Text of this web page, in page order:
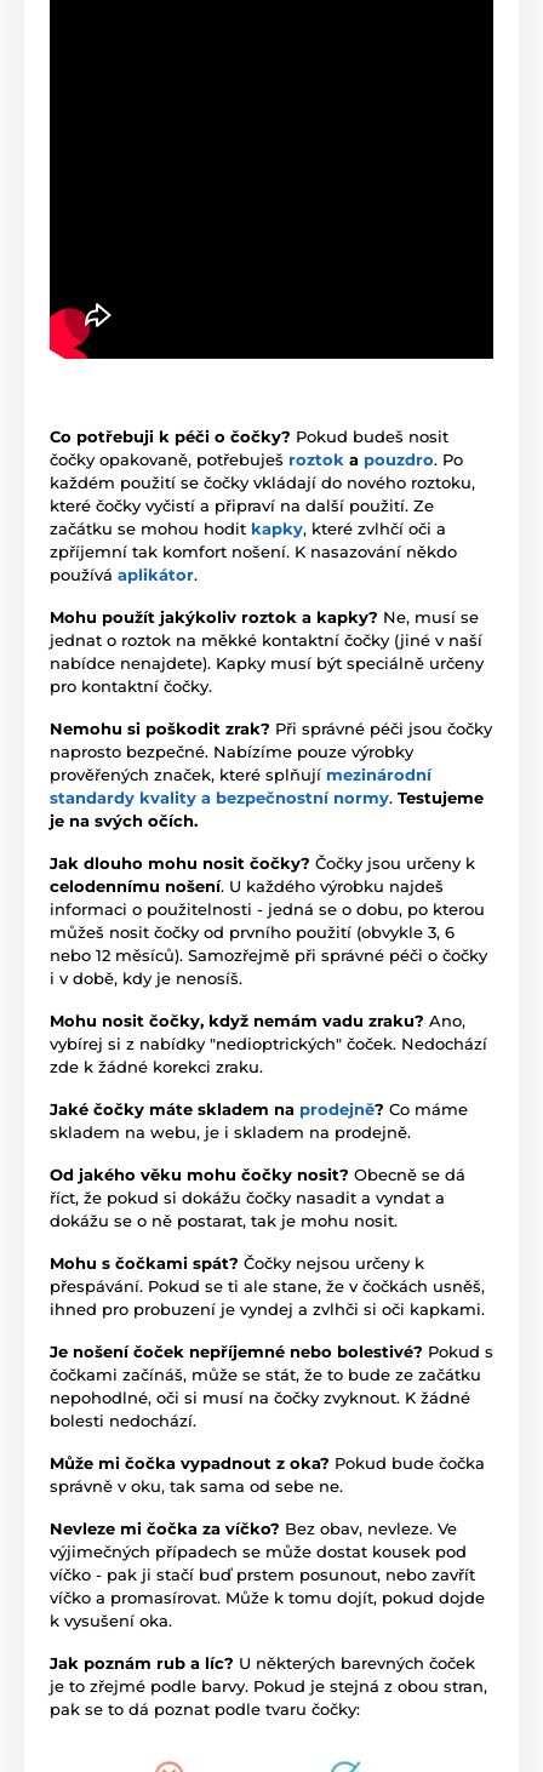
Co potřebuji k péči o čočky? Pokud budeš nosit
čočky opakovaně, potřebuješ roztok a pouzdro. Po
každém použití se čočky vkládají do nového roztoku,
které čočky vyčistí a připraví na další použití. Ze
začátku se mohou hodit kapky, které zvlhčí oči a
zpříjemní tak komfort nošení. K nasazování někdo
používá aplikátor.
Mohu použít jakýkoliv roztok a kapky? Ne, musí se
jednat o roztok na měkké kontaktní čočky (jiné v naší
nabídce nenajdete). Kapky musí být speciálně určeny
pro kontaktní čočky.
Nemohu si poškodit zrak? Při správné péči jsou čočky
naprosto bezpečné. Nabízíme pouze výrobky
prověřených značek, které splňují mezinárodní
standardy kvality a bezpečnostní normy. Testujeme
je na svých očích.
Jak dlouho mohu nosit čočky? Čočky jsou určeny k
celodennímu nošení. U každého výrobku najdeš
informaci o použitelnosti - jedná se o dobu, po kterou
můžeš nosit čočky od prvního použití (obvykle 3, 6
nebo 12 měsíců). Samozřejmě při správné péči o čočky
i v době, kdy je nenosíš.
Mohu nosit čočky, když nemám vadu zraku? Ano,
vybírej si z nabídky "nedioptrických" čoček. Nedochází
zde k žádné korekci zraku.
Jaké čočky máte skladem na prodejně? Co máme
skladem na webu, je i skladem na prodejně.
Od jakého věku mohu čočky nosit? Obecně se dá
říct, že pokud si dokážu čočky nasadit a vyndat a
dokážu se o ně postarat, tak je mohu nosit.
Mohu s čočkami spát? Čočky nejsou určeny k
přespávání. Pokud se ti ale stane, že v čočkách usněš,
ihned pro probuzení je vyndej a zvlhči si oči kapkami.
Je nošení čoček nepříjemné nebo bolestivé? Pokud s
čočkami začínáš, může se stát, že to bude ze začátku
nepohodlné, oči si musí na čočky zvyknout. K žádné
bolesti nedochází.
Může mi čočka vypadnout z oka? Pokud bude čočka
správně v oku, tak sama od sebe ne.
Nevleze mi čočka za víčko? Bez obav, nevleze. Ve
výjimečných případech se může dostat kousek pod
víčko - pak ji stačí buď prstem posunout, nebo zavřít
víčko a promasírovat. Může k tomu dojít, pokud dojde
k vysušení oka.
Jak poznám rub a líc? U některých barevných čoček
je to zřejmé podle barvy. Pokud je stejná z obou stran,
pak se to dá poznat podle tvaru čočky: